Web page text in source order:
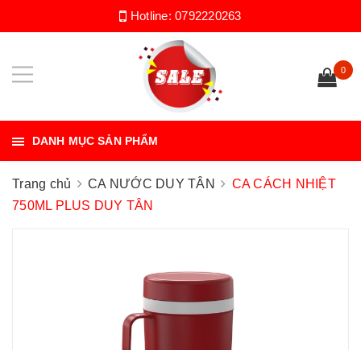
Hotline:0792220263
0
DANH MỤC SẢN PHẨM
Trang chủ CA NƯỚC DUY TÂN
CA CÁCH NHIỆT
750ML PLUS DUY TÂN